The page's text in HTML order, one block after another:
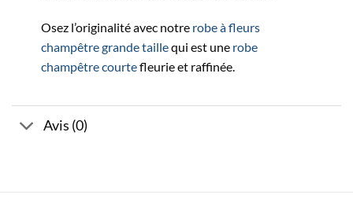
Osez l’originalité avec notre robe à fleurs
champêtre grande taillequi est une robe
champêtre courtefleurie et raffinée.
Avis (0)